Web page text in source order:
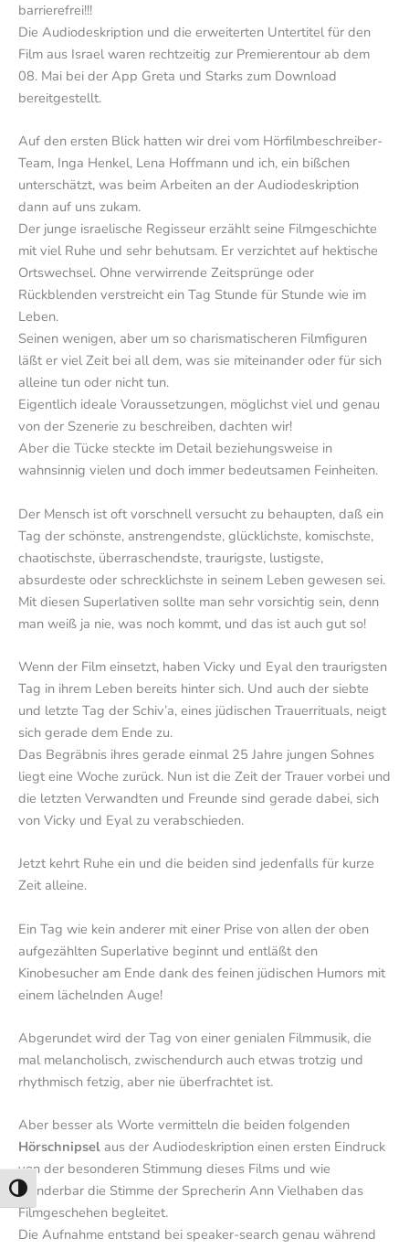
Umschalten auf hohe Kontraste
barrierefrei!!!
Die Audiodeskription und die erweiterten Untertitel für den
Film aus Israel waren rechtzeitig zur Premierentour ab dem
08. Mai bei der App Greta und Starks zum Download
bereitgestellt.
Auf den ersten Blick hatten wir drei vom Hörfilmbeschreiber-
Team, Inga Henkel, Lena Hoffmann und ich, ein bißchen
unterschätzt, was beim Arbeiten an der Audiodeskription
dann auf uns zukam.
Der junge israelische Regisseur erzählt seine Filmgeschichte
mit viel Ruhe und sehr behutsam. Er verzichtet auf hektische
Ortswechsel. Ohne verwirrende Zeitsprünge oder
Rückblenden verstreicht ein Tag Stunde für Stunde wie im
Leben.
Seinen wenigen, aber um so charismatischeren Filmfiguren
läßt er viel Zeit bei all dem, was sie miteinander oder für sich
alleine tun oder nicht tun.
Eigentlich ideale Voraussetzungen, möglichst viel und genau
von der Szenerie zu beschreiben, dachten wir!
Aber die Tücke steckte im Detail beziehungsweise in
wahnsinnig vielen und doch immer bedeutsamen Feinheiten.
Der Mensch ist oft vorschnell versucht zu behaupten, daß ein
Tag der schönste, anstrengendste, glücklichste, komischste,
chaotischste, überraschendste, traurigste, lustigste,
absurdeste oder schrecklichste in seinem Leben gewesen sei.
Mit diesen Superlativen sollte man sehr vorsichtig sein, denn
man weiß ja nie, was noch kommt, und das ist auch gut so!
Wenn der Film einsetzt, haben Vicky und Eyal den traurigsten
Tag in ihrem Leben bereits hinter sich. Und auch der siebte
und letzte Tag der Schiv’a, eines jüdischen Trauerrituals, neigt
sich gerade dem Ende zu.
Das Begräbnis ihres gerade einmal 25 Jahre jungen Sohnes
liegt eine Woche zurück. Nun ist die Zeit der Trauer vorbei und
die letzten Verwandten und Freunde sind gerade dabei, sich
von Vicky und Eyal zu verabschieden.
Jetzt kehrt Ruhe ein und die beiden sind jedenfalls für kurze
Zeit alleine.
Ein Tag wie kein anderer mit einer Prise von allen der oben
aufgezählten Superlative beginnt und entläßt den
Kinobesucher am Ende dank des feinen jüdischen Humors mit
einem lächelnden Auge!
Abgerundet wird der Tag von einer genialen Filmmusik, die
mal melancholisch, zwischendurch auch etwas trotzig und
rhythmisch fetzig, aber nie überfrachtet ist.
Aber besser als Worte vermitteln die beiden folgenden
Hörschnipsel aus der Audiodeskription einen ersten Eindruck
von der besonderen Stimmung dieses Films und wie
wunderbar die Stimme der Sprecherin Ann Vielhaben das
Filmgeschehen begleitet.
Die Aufnahme entstand bei speaker-search genau während